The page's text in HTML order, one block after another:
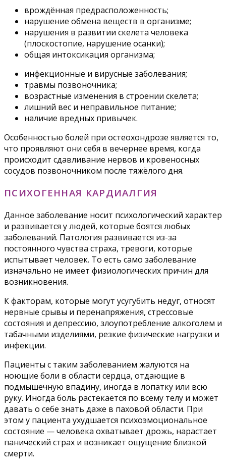
врождённая предрасположенность;
нарушение обмена веществ в организме;
нарушения в развитии скелета человека
(плоскостопие, нарушение осанки);
общая интоксикация организма;
инфекционные и вирусные заболевания;
травмы позвоночника;
возрастные изменения в строении скелета;
лишний вес и неправильное питание;
наличие вредных привычек.
Особенностью болей при остеохондрозе является то,
что проявляют они себя в вечернее время, когда
происходит сдавливание нервов и кровеносных
сосудов позвоночником после тяжёлого дня.
ПСИХОГЕННАЯ КАРДИАЛГИЯ
Данное заболевание носит психологический характер
и развивается у людей, которые боятся любых
заболеваний. Патология развивается из-за
постоянного чувства страха, тревоги, которые
испытывает человек. То есть само заболевание
изначально не имеет физиологических причин для
возникновения.
К факторам, которые могут усугубить недуг, относят
нервные срывы и перенапряжения, стрессовые
состояния и депрессию, злоупотребление алкоголем и
табачными изделиями, резкие физические нагрузки и
инфекции.
Пациенты с таким заболеванием жалуются на
ноющие боли в области сердца, отдающие в
подмышечную впадину, иногда в лопатку или всю
руку. Иногда боль растекается по всему телу и может
давать о себе знать даже в паховой области. При
этом у пациента ухудшается психоэмоциональное
состояние — человека охватывает дрожь, нарастает
панический страх и возникает ощущение близкой
смерти.